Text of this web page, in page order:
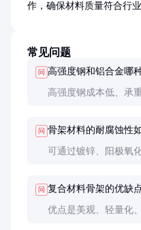
作，确保材料质量符合行
常见问题
问 高强度钢和铝合金哪
高强度钢成本低、承
问 骨架材料的耐腐蚀性
可通过镀锌、阳极氧
问 复合材料骨架的优缺
优点是美观、轻量化